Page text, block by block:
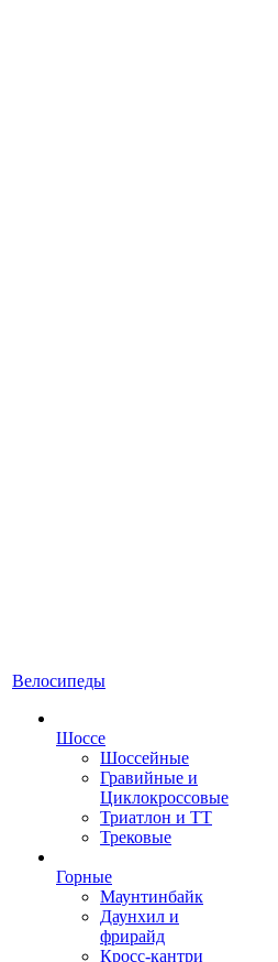
Велосипеды
Шоссе
Шоссейные
Гравийные и
Циклокроссовые
Триатлон и ТТ
Трековые
Горные
Маунтинбайк
Даунхил и
фрирайд
Кросс-кантри